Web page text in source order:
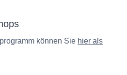
können Sie hier als